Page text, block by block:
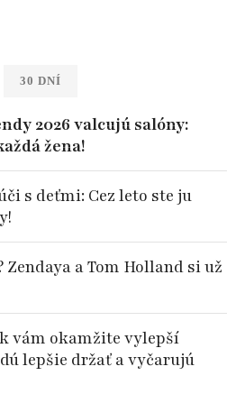
30 DNÍ
2026 valcujú salóny:
žena!
s deťmi: Cez leto ste ju
Zendaya a Tom Holland si už
vám okamžite vylepší
lepšie držať a vyčarujú